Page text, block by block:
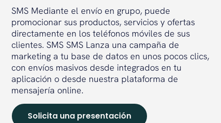
SMS Mediante el envío en grupo, puede
promocionar sus productos, servicios y ofertas
directamente en los teléfonos móviles de sus
clientes. SMS SMS Lanza una campaña de
marketing a tu base de datos en unos pocos clics,
con envíos masivos desde integrados en tu
aplicación o desde nuestra plataforma de
mensajería online.
Solicita una presentación